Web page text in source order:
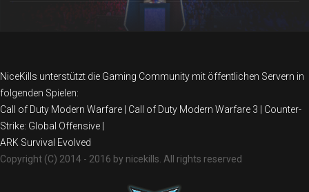
NiceKills unterstützt die Gaming Community mit öffentlichen Servern in
folgenden Spielen:
Call of Duty Modern Warfare | Call of Duty Modern Warfare 3 | Counter-
Strike: Global Offensive |
ARK Survival Evolved
Copyright (C) 2014 - 2016 by nicekills. All rights reserved